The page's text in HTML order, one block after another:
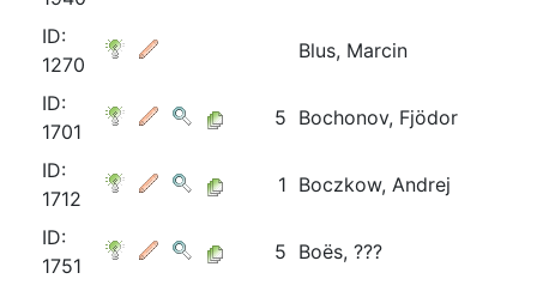
ID:
1270
Blus, Marcin
ID:
1701
5 Bochonov, Fjödor
ID:
1712
1 Boczkow, Andrej
ID:
1751
5 Boës, ???